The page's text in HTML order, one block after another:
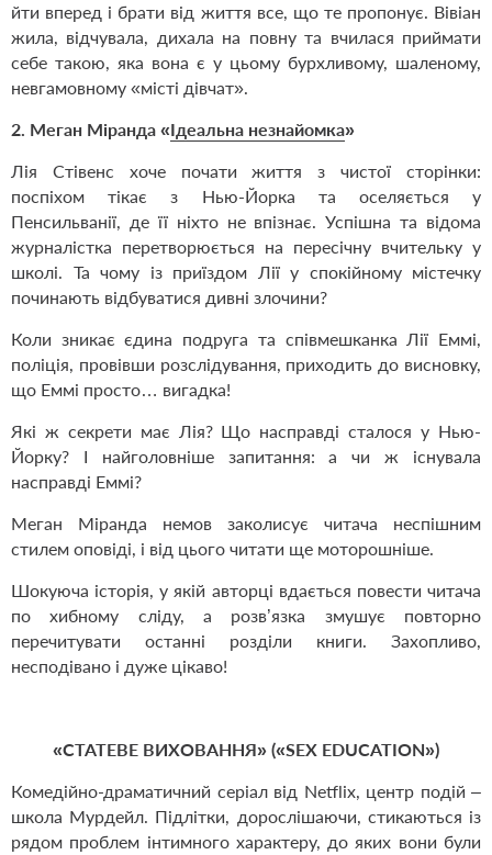
йти вперед і брати від життя все, що те пропонує. Вівіан
жила, відчувала, дихала на повну та вчилася приймати
себе такою, яка вона є у цьому бурхливому, шаленому,
невгамовному «місті дівчат».
2. Меган Міранда «Ідеальна незнайомка»
Лія Стівенс хоче почати життя з чистої сторінки:
поспіхом тікає з Нью-Йорка та оселяється у
Пенсильванії, де її ніхто не впізнає. Успішна та відома
журналістка перетворюється на пересічну вчительку у
школі. Та чому із приїздом Лії у спокійному містечку
починають відбуватися дивні злочини?
Коли зникає єдина подруга та співмешканка Лії Еммі,
поліція, провівши розслідування, приходить до висновку,
що Еммі просто… вигадка!
Які ж секрети має Лія? Що насправді сталося у Нью-
Йорку? І найголовніше запитання: а чи ж існувала
насправді Еммі?
Меган Міранда немов заколисує читача неспішним
стилем оповіді, і від цього читати ще моторошніше.
Шокуюча історія, у якій авторці вдається повести читача
по хибному сліду, а розв’язка змушує повторно
перечитувати останні розділи книги. Захопливо,
несподівано і дуже цікаво!
«СТАТЕВЕ ВИХОВАННЯ» («SEX EDUCATION»)
Комедійно-драматичний серіал від Netflix, центр подій –
школа Мурдейл. Підлітки, дорослішаючи, стикаються із
рядом проблем інтимного характеру, до яких вони були